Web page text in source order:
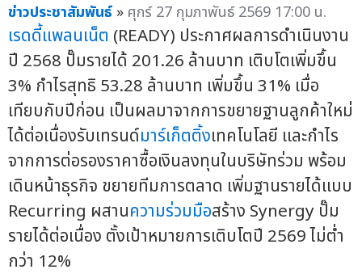
ข่าวประชาสัมพันธ์ » ศุกร์ 27 กุมภาพันธ์ 2569 17:00 น.
เรดดี้แพลนเน็ต (READY) ประกาศผลการดำเนินงาน
ปี 2568 ปั๊มรายได้ 201.26 ล้านบาท เติบโตเพิ่มขึ้น
3% กำไรสุทธิ 53.28 ล้านบาท เพิ่มขึ้น 31% เมื่อ
เทียบกับปีก่อน เป็นผลมาจากการขยายฐานลูกค้าใหม่
ได้ต่อเนื่องรับเทรนด์มาร์เก็ตติ้งเทคโนโลยี และกำไร
จากการต่อรองราคาซื้อเงินลงทุนในบริษัทร่วม พร้อม
เดินหน้าธุรกิจ ขยายทีมการตลาด เพิ่มฐานรายได้แบบ
Recurring ผสานความร่วมมือสร้าง Synergy ปั๊ม
รายได้ต่อเนื่อง ตั้งเป้าหมายการเติบโตปี 2569 ไม่ต่ำ
กว่า 12%